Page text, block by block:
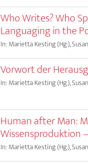
Who Writes? Who
Languaging in the
In: Marietta Kesting (Hg.),
Vorwort der
In: Marietta Kesting (Hg.),
Human after Man:
Wissensproduktion
In: Marietta Kesting (Hg.),